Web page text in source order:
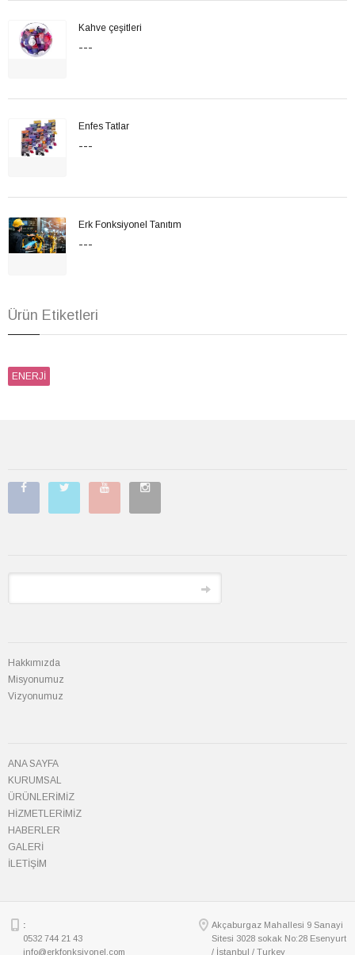
Kahve çeşitleri
---
Enfes Tatlar
---
Erk Fonksiyonel Tanıtım
---
Ürün Etiketleri
ENERJİ
Hakkımızda
Misyonumuz
Vizyonumuz
ANA SAYFA
KURUMSAL
ÜRÜNLERİMİZ
HİZMETLERİMİZ
HABERLER
GALERİ
İLETİŞİM
:
0532 744 21 43
info@erkfonksiyonel.com
Akçaburgaz Mahallesi 9 Sanayi
Sitesi 3028 sokak No:28 Esenyurt
/ İstanbul / Turkey